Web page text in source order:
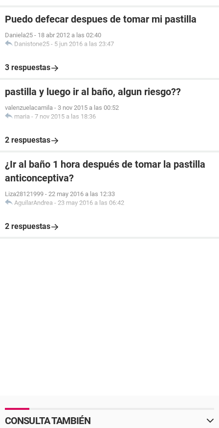
Puedo defecar despues de tomar mi pastilla
Daniela25 - 18 abr 2012 a las 02:40
Danistone25 - 5 jun 2016 a las 23:47
3 respuestas
pastilla y luego ir al baño, algun riesgo??
valenzuelacamila - 3 nov 2015 a las 00:52
maria - 7 nov 2015 a las 18:36
2 respuestas
¿Ir al baño 1 hora después de tomar la pastilla
anticonceptiva?
Liza28121999 - 22 may 2016 a las 12:33
AguilarAndrea - 23 may 2016 a las 06:42
2 respuestas
CONSULTA TAMBIÉN